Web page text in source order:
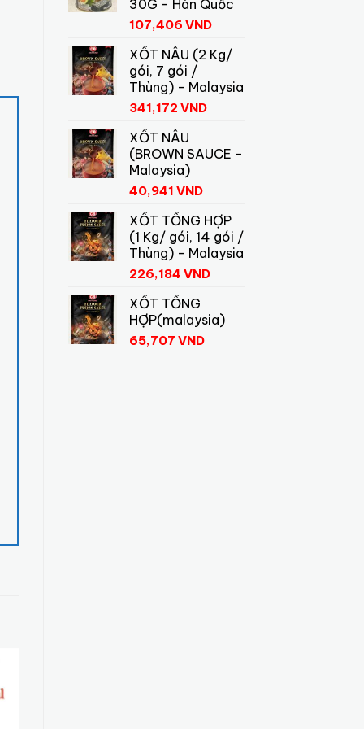
30G - Hàn Quốc
107,406 VND
XỐT NÂU (2 Kg/
gói, 7 gói /
Thùng) - Malaysia
341,172 VND
XỐT NÂU
(BROWN SAUCE -
Malaysia)
40,941 VND
XỐT TỔNG HỢP
(1 Kg/ gói, 14 gói /
Thùng) - Malaysia
226,184 VND
XỐT TỔNG
HỢP(malaysia)
65,707 VND